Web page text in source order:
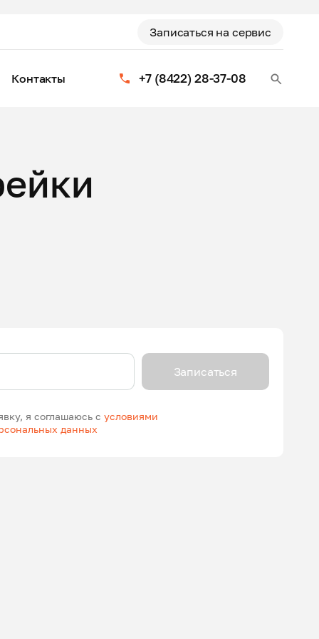
Записаться на сервис
+7 (8422) 28-37-08
Контакты
я соглашаюсь сусловиями
данных
Записаться